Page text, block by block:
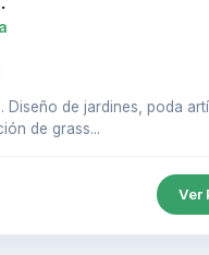
Diseño de jardines, poda
de grass...
Ver